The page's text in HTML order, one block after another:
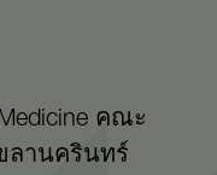
คณะ
ลานครินทร์